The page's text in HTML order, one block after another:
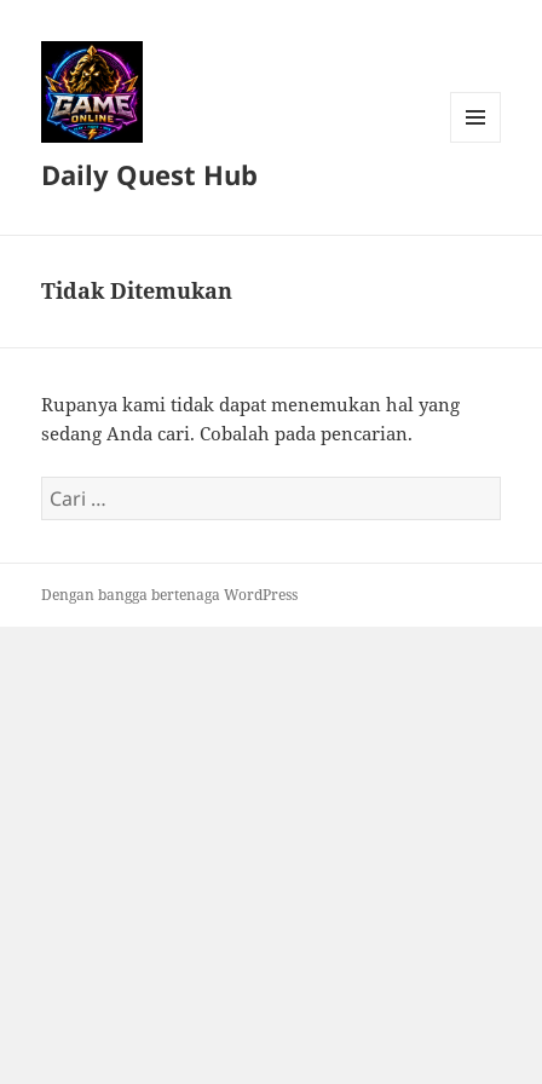
Daily Quest Hub
Tidak Ditemukan
Rupanya kami tidak dapat menemukan hal yang
sedang Anda cari. Cobalah pada pencarian.
Cari
untuk:
Dengan bangga bertenaga WordPress